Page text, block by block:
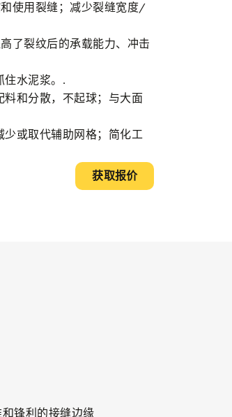
使用裂缝；减少裂缝宽度/
了裂纹后的承载能力、冲击
住水泥浆。.
料和分散，不起球；与大面
或取代辅助网格；简化工
获取报价